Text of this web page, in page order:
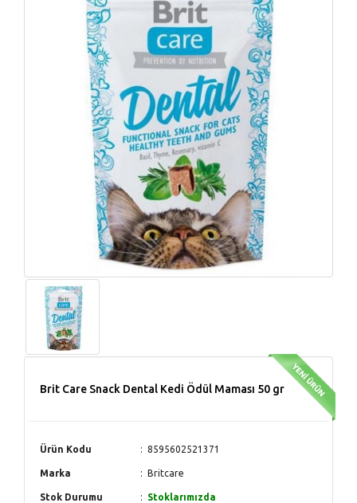
Brit Care Snack Dental Kedi Ödül Maması 50 gr
Ürün Kodu 8595602521371
Marka Britcare
Stok Durumu Stoklarımızda